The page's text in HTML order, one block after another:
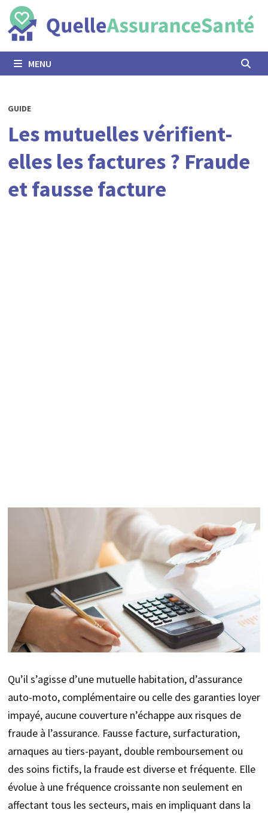
Passer
au
contenu
MENU
GUIDE
Les mutuelles vérifient-
elles les factures ? Fraude
et fausse facture
Qu’il s’agisse d’une mutuelle habitation, d’assurance
auto-moto, complémentaire ou celle des garanties loyer
impayé, aucune couverture n’échappe aux risques de
fraude à l’assurance. Fausse facture, surfacturation,
arnaques au tiers-payant, double remboursement ou
des soins fictifs, la fraude est diverse et fréquente. Elle
évolue à une fréquence croissante non seulement en
affectant tous les secteurs, mais en impliquant dans la